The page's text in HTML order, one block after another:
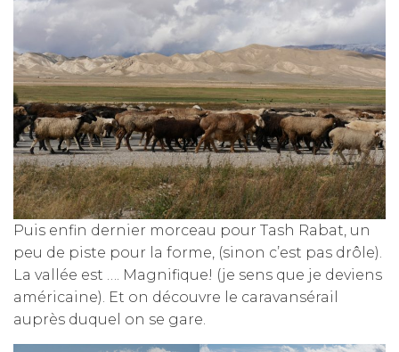
Puis enfin dernier morceau pour Tash Rabat, un
peu de piste pour la forme, (sinon c’est pas drôle).
La vallée est …. Magnifique! (je sens que je deviens
américaine). Et on découvre le caravansérail
auprès duquel on se gare.